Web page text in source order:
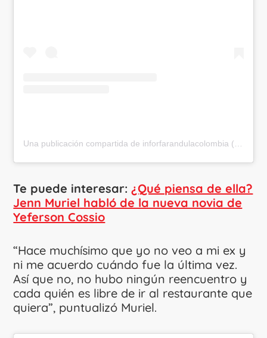
Te puede interesar:¿Qué piensa de ella?
Jenn Muriel habló de la nueva novia de
Yeferson Cossio
“Hace muchísimo que yo no veo a mi ex y
ni me acuerdo cuándo fue la última vez.
Así que no, no hubo ningún reencuentro y
cada quién es libre de ir al restaurante que
quiera”, puntualizó Muriel.